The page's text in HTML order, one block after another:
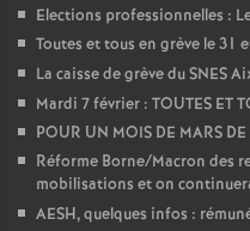
Elections professionnelles :
Toutes et tous en grève le
La caisse de grève du SNES
Mardi 7 février : TOUTES ET
POUR UN MOIS DE MARS DE
Réforme Borne/Macron des
mobilisations et on
AESH, quelques infos :